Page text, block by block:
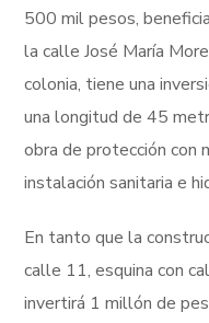
500 mil pesos,
la calle José María
colonia, tiene una
una longitud de 45
obra de protección con
instalación sanitaria e
En tanto que la
calle 11, esquina con
invertirá 1 millón de